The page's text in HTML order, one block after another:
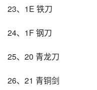
23、1E 铁刀
24、1F 钢刀
25、20 青龙刀
26、21 青铜剑